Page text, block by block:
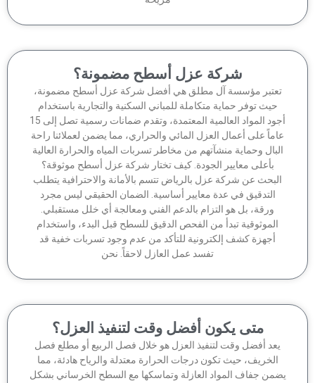
شركة عزل أسطح مضمونة؟
مؤسسة آل مطلق هي أفضل شركة عزل أسطح مضمونة،
حيث توفر حماية متكاملة للمباني السكنية والتجارية باستخدام
أجود المواد العالمية المعتمدة، وتقدم ضمانات رسمية تصل إلى 15
على أعمال العزل المائي والحراري، مما يضمن لعملائنا راحة
وحماية منشآتهم من مخاطر تسربات المياه والحرارة العالية
بأعلى معايير الجودة. كيف تختار شركة عزل أسطح موثوقة؟
عن شركة عزل بالرياض تتسم بالأمانة والاحترافية يتطلب
التدقيق في عدة معايير أساسية. الضمان الحقيقي ليس مجرد
ورقة، بل هو التزام بالدعم الفني ومعالجة أي خلل مستقبلي.
الموثوقية تبدأ من الفحص الدقيق للسطح قبل البدء، واستخدام
أجهزة كشف إلكترونية للتأكد من عدم وجود تسربات خفية قد
تفسد عمل العازل لاحقاً. نحن
متى يكون أفضل وقت لتنفيذ العزل؟
أفضل وقت لتنفيذ العزل هو خلال فصل الربيع أو مطلع فصل
الخريف، حيث تكون درجات الحرارة معتدلة والرياح هادئة، مما
جفاف المواد العازلة وتماسكها مع السطح الخرساني بشكل